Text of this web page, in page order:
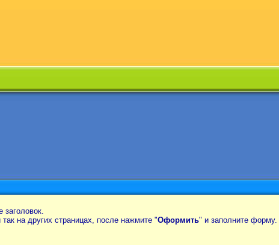
так на других страницах, после нажмите "Оформить" и заполните форму.